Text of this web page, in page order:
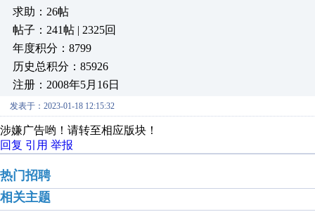
求助：26帖
帖子：241帖 | 2325回
年度积分：8799
历史总积分：85926
注册：2008年5月16日
发表于：2023-01-18 12:15:32
涉嫌广告哟！请转至相应版块！
回复 引用 举报
热门招聘
相关主题